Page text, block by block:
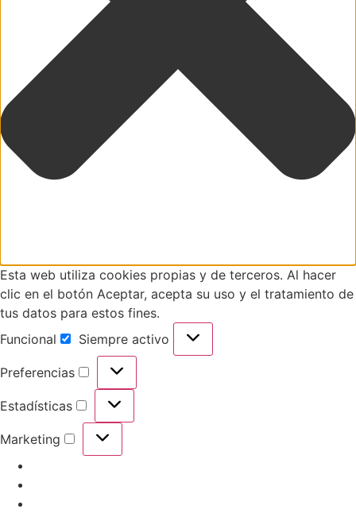
Esta web utiliza cookies propias y de terceros. Al hacer
clic en el botón Aceptar, acepta su uso y el tratamiento de
tus datos para estos fines.
Funcional
Siempre activo
Preferencias
Estadísticas
Marketing